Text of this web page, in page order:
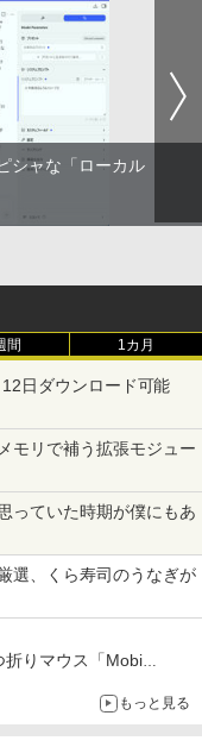
シャな「ローカル
間 1カ月
日ダウンロード可能
モリで補う拡張モジュー
っていた時期が僕にもあ
選、くら寿司のうなぎが
折りマウス「Mobi
もっと見る